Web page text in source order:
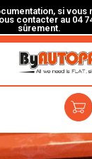
si vous
contacter au 04
sûrement.